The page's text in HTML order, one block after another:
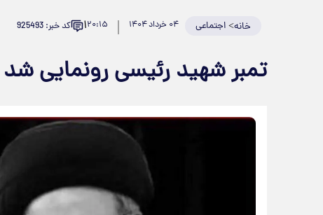
خانه>اجتماعی ۰۴ خرداد ۱۴۰۴ ۲۰:۱۵۱ کد خبر: 925493
تمبر شهید رئیسی رونمایی شد